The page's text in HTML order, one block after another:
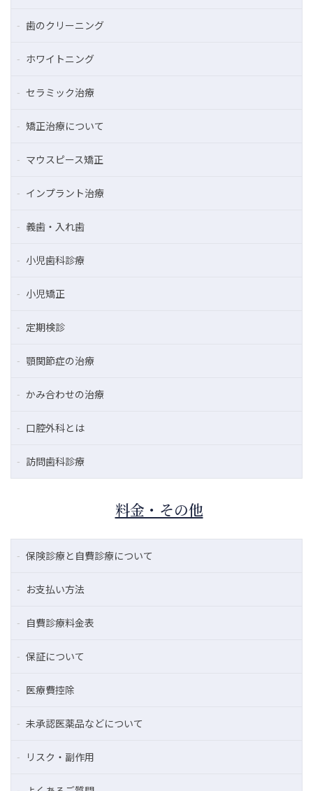
歯のクリーニング
ホワイトニング
セラミック治療
矯正治療について
マウスピース矯正
インプラント治療
義歯・入れ歯
小児歯科診療
小児矯正
定期検診
顎関節症の治療
かみ合わせの治療
口腔外科とは
訪問歯科診療
料金・その他
保険診療と自費診療について
お支払い方法
自費診療料金表
保証について
医療費控除
未承認医薬品などについて
リスク・副作用